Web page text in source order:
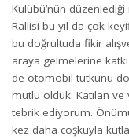
Kulübü’nün
Rallisi bu yıl da çok
bu doğrultuda fikir
araya gelmelerine
de otomobil tutkunu
mutlu olduk. Katılan
tebrik ediyorum.
kez daha coşkuyla